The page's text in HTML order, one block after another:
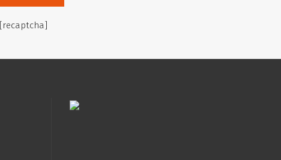
[recaptcha]